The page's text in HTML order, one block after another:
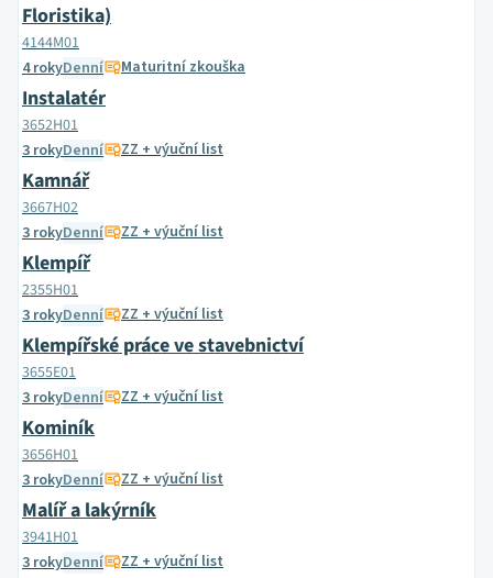
Floristika)
4144M01
4 rokyDenní Maturitní zkouška
Instalatér
3652H01
3 rokyDenní ZZ + výuční list
Kamnář
3667H02
3 rokyDenní ZZ + výuční list
Klempíř
2355H01
3 rokyDenní ZZ + výuční list
Klempířské práce ve stavebnictví
3655E01
3 rokyDenní ZZ + výuční list
Kominík
3656H01
3 rokyDenní ZZ + výuční list
Malíř a lakýrník
3941H01
3 rokyDenní ZZ + výuční list